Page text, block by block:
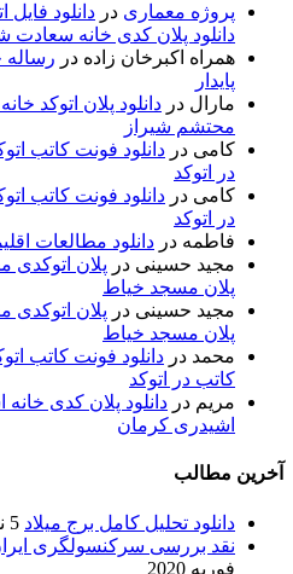
پروژه معماری در دانلود
دانلود پلان کدی خانه سعادت
همراه اکبرخان زاده در رساله
پایدار
مارال در دانلود پلان اتوکد
محتشم شیراز
کامی در دانلود فونت کاتب
در اتوکد
کامی در دانلود فونت کاتب
در اتوکد
فاطمه در دانلود مطالعات
مجید حسینی در پلان اتوکدی
پلان مسجد خیاط
مجید حسینی در پلان اتوکدی
پلان مسجد خیاط
محمد در دانلود فونت کاتب
کاتب در اتوکد
مریم در دانلود پلان کدی
اشیدری کرمان
آخرین مطالب
دانلود تحلیل کامل برج میلاد 5 نوامبر 2025
نقد بررسی سرکنسولگری
فوریه 2020